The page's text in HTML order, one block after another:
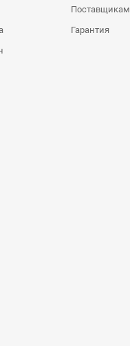
Поставщикам
Гарантия